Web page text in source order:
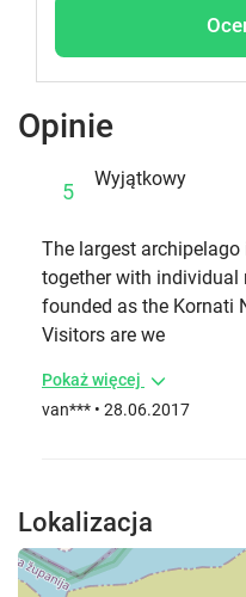
Opinie
5 Wyjątkowy
The largest
together with individual
founded as the Kornati
Visitors are we
Pokaż więcej
van*** • 28.06.2017
Lokalizacja